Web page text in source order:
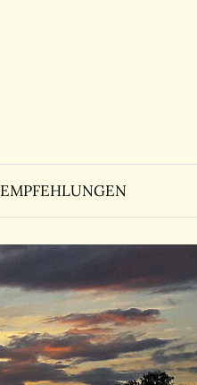
EMPFEHLUNGEN